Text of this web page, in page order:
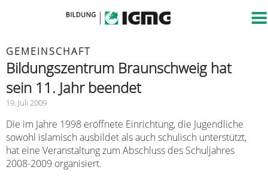
GEMEINSCHAFT
Bildungszentrum Braunschweig hat
sein 11. Jahr beendet
19. Juli 2009
Die im Jahre 1998 eröffnete Einrichtung, die Jugendliche
sowohl islamisch ausbildet als auch schulisch unterstützt,
hat eine Veranstaltung zum Abschluss des Schuljahres
2008-2009 organisiert.